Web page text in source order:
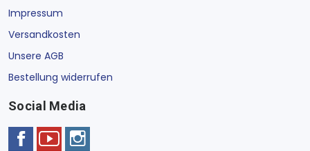
Impressum
Versandkosten
Unsere AGB
Bestellung widerrufen
Social Media